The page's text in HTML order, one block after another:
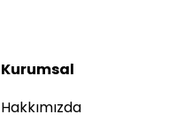
Kurumsal
Hakkımızda